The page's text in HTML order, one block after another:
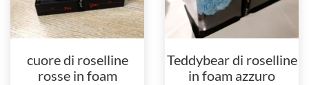
cuore di roselline
rosse in foam
Teddybear di roselline
in foam azzuro